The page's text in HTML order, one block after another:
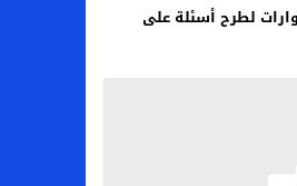
لطرح أسئلة على